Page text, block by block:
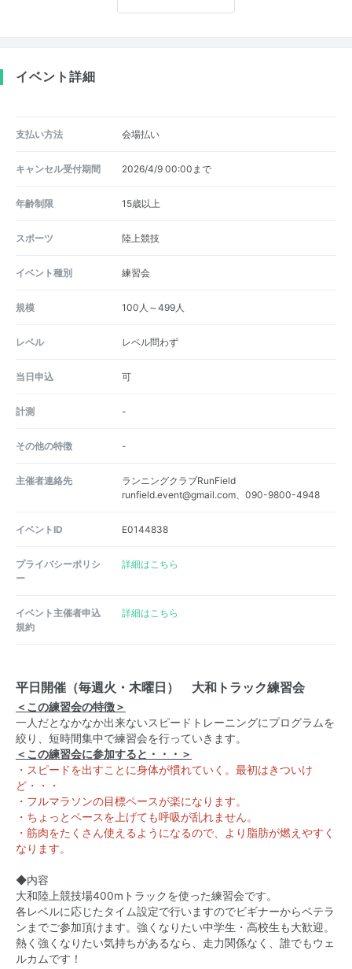
イベント詳細
支払い方法 会場払い
キャンセル受付期間 2026/4/9 00:00まで
年齢制限 15歳以上
スポーツ 陸上競技
イベント種別 練習会
規模 100人～499人
レベル レベル問わず
当日申込 可
計測 -
その他の特徴 -
主催者連絡先
ランニングクラブRunField
runfield.event@gmail.com、090-9800-4948
イベントID E0144838
プライバシーポリシ
ー
詳細はこちら
イベント主催者申込
規約
詳細はこちら
平日開催（毎週火・木曜日） 大和トラック練習会
＜この練習会の特徴＞
一人だとなかなか出来ないスピードトレーニングにプログラムを
絞り、短時間集中で練習会を行っていきます。
＜この練習会に参加すると・・・＞
・スピードを出すことに身体が慣れていく。最初はきついけ
ど・・・
・フルマラソンの目標ペースが楽になります。
・ちょっとペースを上げても呼吸が乱れません。
・筋肉をたくさん使えるようになるので、より脂肪が燃えやすく
なります。
◆内容
大和陸上競技場400mトラックを使った練習会です。
各レベルに応じたタイム設定で行いますのでビギナーからベテラ
ンまでご参加頂けます。強くなりたい中学生・高校生も大歓迎。
熱く強くなりたい気持ちがあるなら、走力関係なく、誰でもウェ
ルカムです！